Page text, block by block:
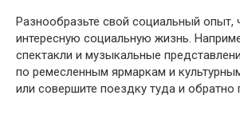
Разнообразьте свой социальный опыт,
интересную социальную жизнь.
спектакли и музыкальные
по ремесленным ярмаркам и
или совершите поездку туда и